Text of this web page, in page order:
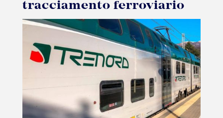
tracciamento ferroviario